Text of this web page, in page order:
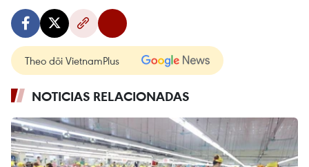
Theo dõi VietnamPlus
NOTICIAS RELACIONADAS